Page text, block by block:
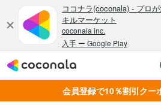
会員登録で10％割引クー